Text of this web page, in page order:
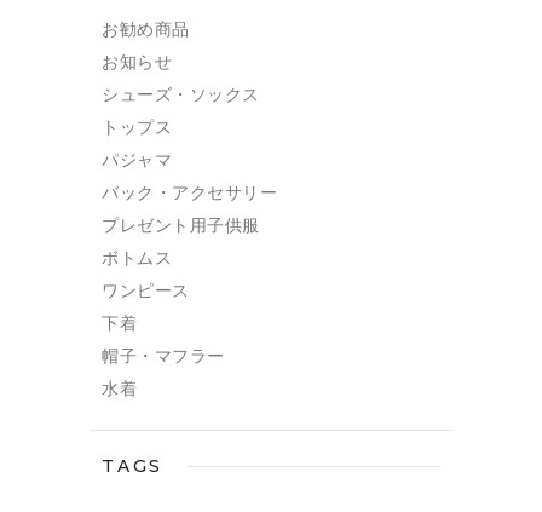
お勧め商品
お知らせ
シューズ・ソックス
トップス
パジャマ
バック・アクセサリー
プレゼント用子供服
ボトムス
ワンピース
下着
帽子・マフラー
水着
TAGS